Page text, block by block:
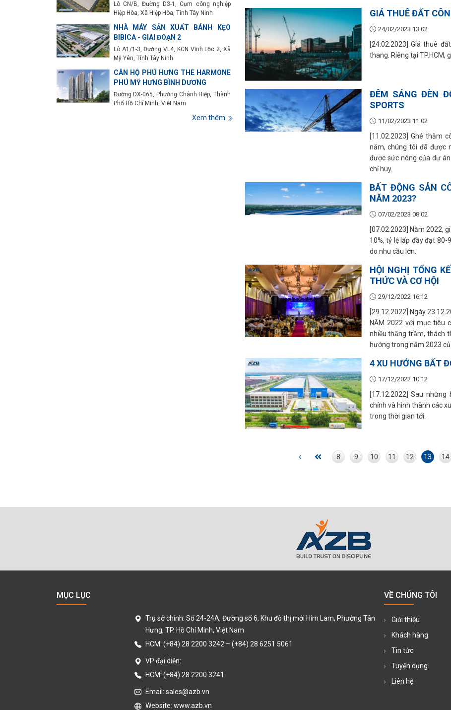
GIÁ THUÊ ĐẤT
24/02/2023 13:02
[24.02.2023] Giá thuê
thang. Riêng tại TP.HCM,
ĐÊM SÁNG ĐÈN
SPORTS
11/02/2023 11:02
[11.02.2023] Ghé thăm
năm, chúng tôi đã được
được sức nóng của dự
chỉ huy.
BẤT ĐỘNG SẢN
NĂM 2023?
07/02/2023 08:02
[07.02.2023] Năm 2022,
10%, tỷ lệ lấp đầy đạt
do nhu cầu lớn.
HỘI NGHỊ TỔNG
THỨC VÀ CƠ HỘI
29/12/2022 16:12
[29.12.2022] Ngày
NĂM 2022 với mục tiêu
nhiều thăng trầm, thách
hướng trong năm 2023
4 XU HƯỚNG BẤT
17/12/2022 10:12
[17.12.2022] Sau
chỉnh và hình thành các
trong thời gian tới.
‹ 8 9 10 11 12 13 14
Lô CN/B, Đường D3-1, Cụm công nghiệp
Hiệp Hòa, Xã Hiệp Hòa, Tỉnh Tây Ninh
NHÀ MÁY SẢN XUẤT BÁNH KẸO
BIBICA - GIAI ĐOẠN 2
Lô A1/1-3, Đường VL4, KCN Vĩnh Lộc 2, Xã
Mỹ Yên, Tỉnh Tây Ninh
CĂN HỘ PHÚ HƯNG THE HARMONE
PHÚ MỸ HƯNG BÌNH DƯƠNG
Đường DX-065, Phường Chánh Hiệp, Thành
Phố Hồ Chí Minh, Việt Nam
Xem thêm
MỤC LỤC
Trụ sở chính: Số 24-24A, Đường số 6, Khu đô thị mới Him Lam, Phường Tân
Hưng, TP. Hồ Chí Minh, Việt Nam
HCM: (+84) 28 2200 3242 – (+84) 28 6251 5061
VP đại diện:
HCM: (+84) 28 2200 3241
Email: sales@azb.vn
Website: www.azb.vn
VỀ CHÚNG TÔI
Giới thiệu
Khách hàng
Tin tức
Tuyển dụng
Liên hệ